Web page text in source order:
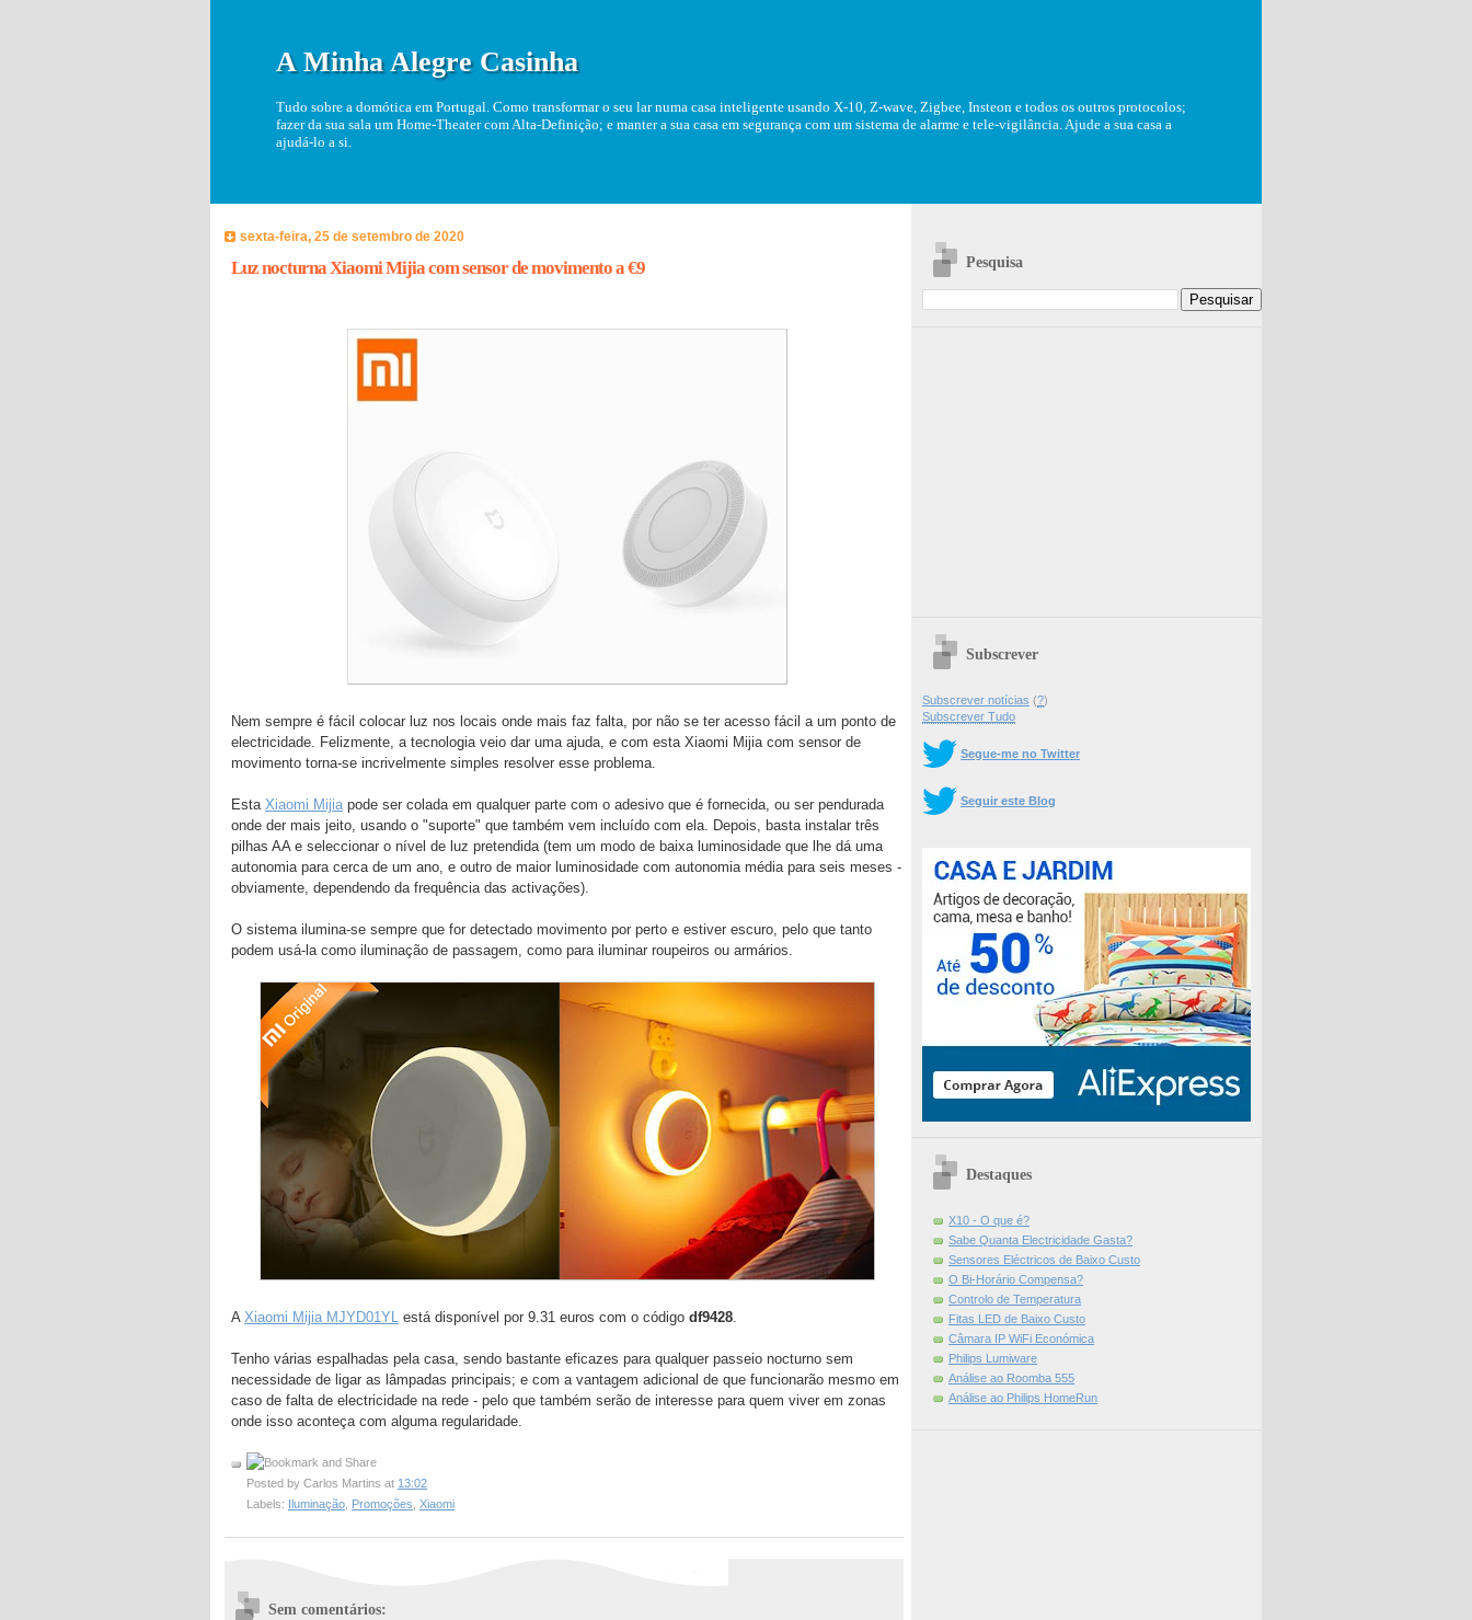
A Minha Alegre Casinha
Tudo sobre a domótica em Portugal. Como transformar o seu lar numa casa inteligente usando X-10, Z-wave, Zigbee, Insteon e todos os outros protocolos;
fazer da sua sala um Home-Theater com Alta-Definição; e manter a sua casa em segurança com um sistema de alarme e tele-vigilância. Ajude a sua casa a
ajudá-lo a si.
sexta-feira, 25 de setembro de 2020
Luz nocturna Xiaomi Mijia com sensor de movimento a €9
Nem sempre é fácil colocar luz nos locais onde mais faz falta, por não se ter acesso fácil a um ponto de
electricidade. Felizmente, a tecnologia veio dar uma ajuda, e com esta Xiaomi Mijia com sensor de
movimento torna-se incrivelmente simples resolver esse problema.
Esta Xiaomi Mijiapode ser colada em qualquer parte com o adesivo que é fornecida, ou ser pendurada
onde der mais jeito, usando o "suporte" que também vem incluído com ela. Depois, basta instalar três
pilhas AA e seleccionar o nível de luz pretendida (tem um modo de baixa luminosidade que lhe dá uma
autonomia para cerca de um ano, e outro de maior luminosidade com autonomia média para seis meses -
obviamente, dependendo da frequência das activações).
O sistema ilumina-se sempre que for detectado movimento por perto e estiver escuro, pelo que tanto
podem usá-la como iluminação de passagem, como para iluminar roupeiros ou armários.
A Xiaomi Mijia MJYD01YL está disponível por 9.31 euros com o código df9428.
Tenho várias espalhadas pela casa, sendo bastante eficazes para qualquer passeio nocturno sem
necessidade de ligar as lâmpadas principais; e com a vantagem adicional de que funcionarão mesmo em
caso de falta de electricidade na rede - pelo que também serão de interesse para quem viver em zonas
onde isso aconteça com alguma regularidade.
Posted by Carlos Martins at 13:02
Labels:
Iluminação, Promoções, Xiaomi
Sem comentários:
Pesquisa
Subscrever
Subscrever notícias (?)
Subscrever Tudo
Segue-me no Twitter
Seguir este Blog
Destaques
X10 - O que é?
Sabe Quanta Electricidade Gasta?
Sensores Eléctricos de Baixo Custo
O Bi-Horário Compensa?
Controlo de Temperatura
Fitas LED de Baixo Custo
Câmara IP WiFi Económica
Philips Lumiware
Análise ao Roomba 555
Análise ao Philips HomeRun